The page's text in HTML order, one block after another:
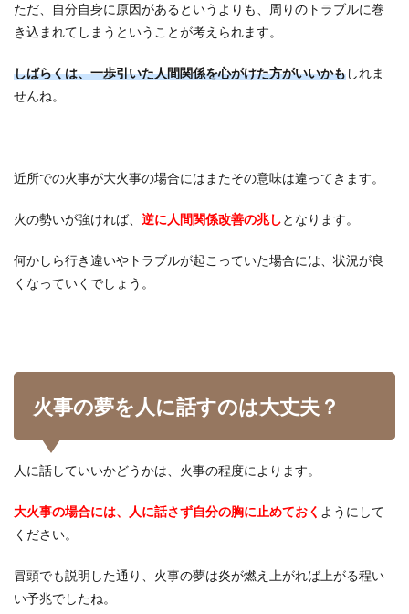
ただ、自分自身に原因があるというよりも、周りのトラブルに巻
き込まれてしまうということが考えられます。
しばらくは、一歩引いた人間関係を心がけた方がいいかもしれま
せんね。
近所での火事が大火事の場合にはまたその意味は違ってきます。
火の勢いが強ければ、 逆に人間関係改善の兆しとなります。
何かしら行き違いやトラブルが起こっていた場合には、状況が良
くなっていくでしょう。
火事の夢を人に話すのは大丈夫？
人に話していいかどうかは、火事の程度によります。
大火事の場合には、人に話さず自分の胸に止めておく ようにして
ください。
冒頭でも説明した通り、火事の夢は炎が燃え上がれば上がる程い
い予兆でしたね。